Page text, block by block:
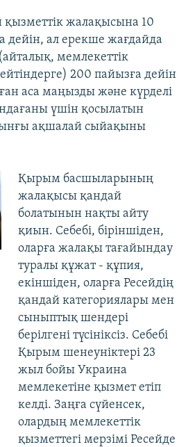
қызметтік жалақысына 10
дейін, ал ерекше жағдайда
мемлекеттік
200 пайызға дейін
аса маңызды және күрделі
үшін қосылатын
ақшалай сыйақыны
Қырым басшыларының
жалақысы қандай
болатынын нақты айту
қиын. Себебі, біріншіден,
оларға жалақы тағайындау
туралы құжат - құпия,
екіншіден, оларға Ресейдің
қандай категориялары мен
сыныптық шендері
берілгені түсініксіз. Себебі
Қырым шенеуніктері 23
жыл бойы Украина
мемлекетіне қызмет етіп
келді. Заңға сүйенсек,
олардың мемлекеттік
қызметтегі мерзімі Ресейде